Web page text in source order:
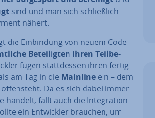
sind und man sich schließ­lich
nähert.
die Ein­bin­dung von neuem Code
Be­tei­lig­ten ihren Teil­be­
fügen statt­des­sen ihren fer­tig­
am Tag in die Mainline ein – dem
Da es sich dabei immer
handelt, fällt auch die In­te­gra­ti­on
ein Ent­wick­ler brauchen, um